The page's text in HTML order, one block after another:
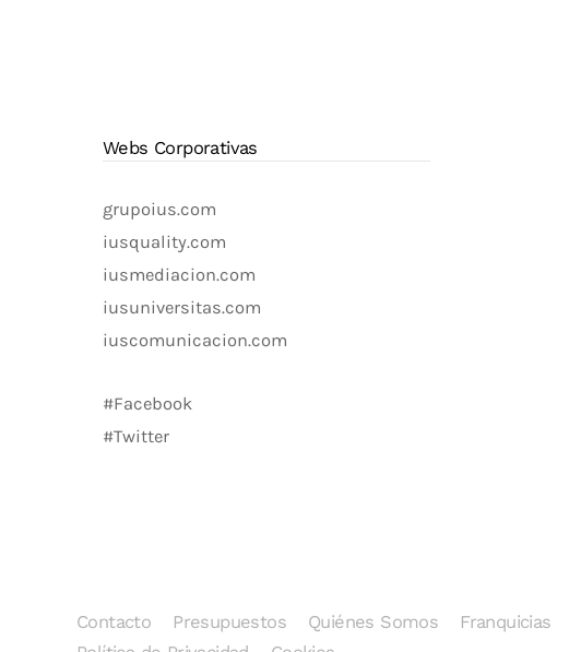
Webs Corporativas
grupoius.com
iusquality.com
iusmediacion.com
iusuniversitas.com
iuscomunicacion.com
#Facebook
#Twitter
Contacto Presupuestos Quiénes Somos Franquicias